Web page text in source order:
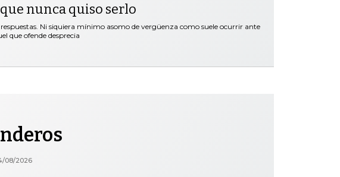
nunca quiso serlo
Ni siquiera mínimo asomo de vergüenza como suele ocurrir ante
que ofende desprecia
08/2026